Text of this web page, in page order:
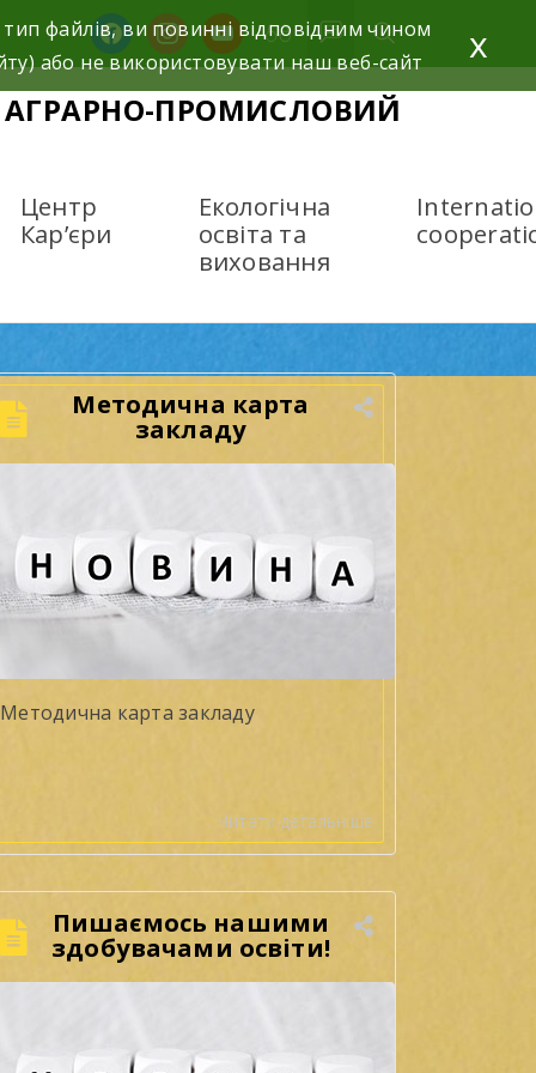
facebookinstagramyoutube
АГРАРНО-ПРОМИСЛОВИЙ
Центр
Кар’єри
Екологічна
освіта та
виховання
Методична карта
закладу
Методична карта закладу
Читати детальніше
Пишаємось нашими
здобувачами освіти!
файлів, ви повинні відповідним чином
або не використовувати наш веб-сайт
x